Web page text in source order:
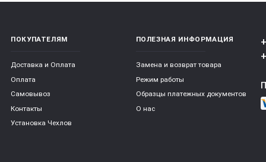
ПОКУПАТЕЛЯМ
Доставка и Оплата
Оплата
Самовывоз
Контакты
Установка Чехлов
ПОЛЕЗНАЯ ИНФОРМАЦИЯ
Замена и возврат товара
Режим работы
Образцы платежных документов
О нас